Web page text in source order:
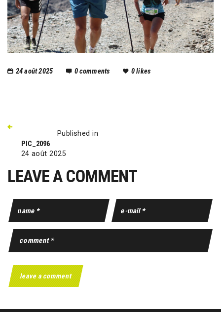
24 août 2025 0comments 0likes
Published in
PIC_2096
24 août 2025
LEAVE A COMMENT